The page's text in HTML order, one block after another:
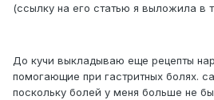
(ссылку на его статью я выложила в
До кучи выкладываю еще рецепты
помогающие при гастритных болях.
поскольку болей у меня больше не